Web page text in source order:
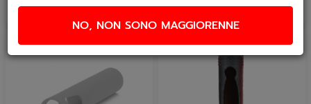
NO, NON SONO MAGGIORENNE